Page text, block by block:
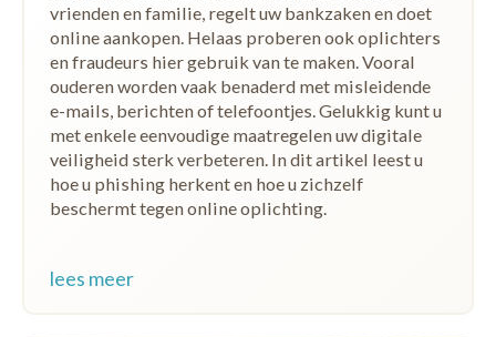
vrienden en familie, regelt uw bankzaken en doet
online aankopen. Helaas proberen ook oplichters
en fraudeurs hier gebruik van te maken. Vooral
ouderen worden vaak benaderd met misleidende
e-mails, berichten of telefoontjes. Gelukkig kunt u
met enkele eenvoudige maatregelen uw digitale
veiligheid sterk verbeteren. In dit artikel leest u
hoe u phishing herkent en hoe u zichzelf
beschermt tegen online oplichting.
lees meer